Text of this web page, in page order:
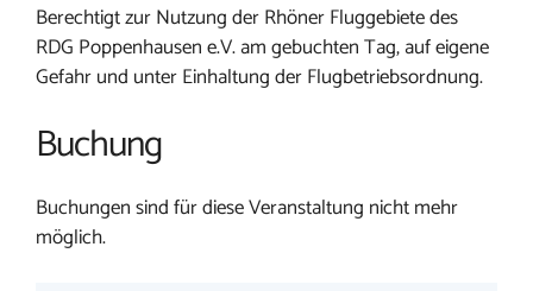
Berechtigt zur Nutzung der Rhöner Fluggebiete des
RDG Poppenhausen e.V. am gebuchten Tag, auf eigene
Gefahr und unter Einhaltung der Flugbetriebsordnung.
Buchung
Buchungen sind für diese Veranstaltung nicht mehr
möglich.